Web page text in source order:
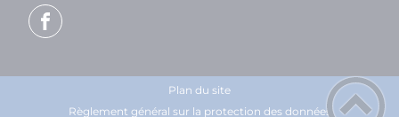
Plan du site
Règlement général sur la protection des données